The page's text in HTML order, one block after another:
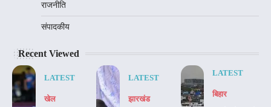
राजनीति
संपादकीय
Recent Viewed
LATEST
खेल
LATEST
झारखंड
LATEST
बिहार